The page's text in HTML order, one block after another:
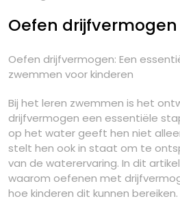
Oefen drijfvermogen
Oefen drijfvermogen: Een
zwemmen voor kinderen
Bij het leren zwemmen is het
drijfvermogen een essentiële
op het water geeft hen niet
stelt hen ook in staat om te
van de waterervaring. In dit
waarom oefenen met
hoe kinderen dit kunnen bereiken.